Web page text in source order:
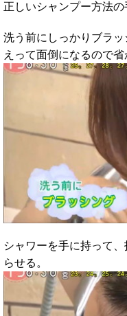
正しいシャンプー方法の
洗う前にしっかりブラ
えって面倒になるので省
シャワーを手に持って
らせる。